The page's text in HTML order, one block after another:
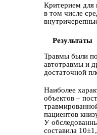
Критерием для
в том числе
Результаты
Травмы были
автотравмы и
достаточной
Наиболее
объектов –
пaциентов
У
составила